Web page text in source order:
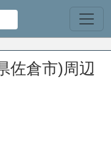
佐倉市)周辺